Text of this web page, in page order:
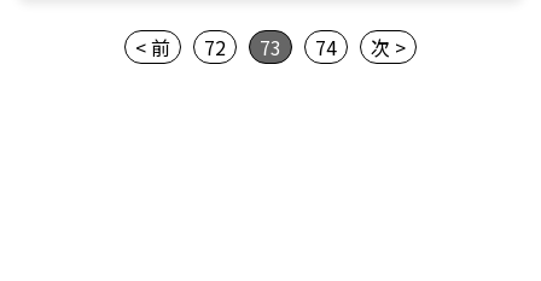
< 前 72 73 74 次 >